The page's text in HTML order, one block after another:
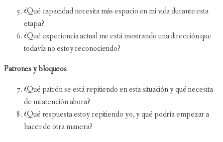
¿Qué capacidad necesita más espacio en mi vida durante esta
etapa?
¿Qué experiencia actual me está mostrando una dirección que
todavía no estoy reconociendo?
Patrones y bloqueos
¿Qué patrón se está repitiendo en esta situación y qué necesita
de mi atención ahora?
¿Qué respuesta estoy repitiendo yo, y qué podría empezar a
hacer de otra manera?